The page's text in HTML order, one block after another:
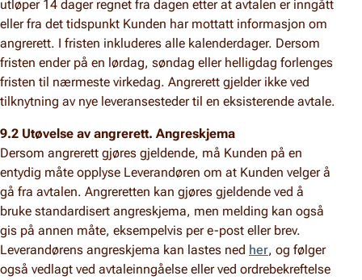
utløper 14 dager regnet fra dagen etter at avtalen er inngått
eller fra det tidspunkt Kunden har mottatt informasjon om
angrerett. I fristen inkluderes alle kalenderdager. Dersom
fristen ender på en lørdag, søndag eller helligdag forlenges
fristen til nærmeste virkedag. Angrerett gjelder ikke ved
tilknytning av nye leveransesteder til en eksisterende avtale.
9.2 Utøvelse av angrerett. Angreskjema
Dersom angrerett gjøres gjeldende, må Kunden på en
entydig måte opplyse Leverandøren om at Kunden velger å
gå fra avtalen. Angreretten kan gjøres gjeldende ved å
bruke standardisert angreskjema, men melding kan også
gis på annen måte, eksempelvis per e-post eller brev.
Leverandørens angreskjema kan lastes ned her, og følger
også vedlagt ved avtaleinngåelse eller ved ordrebekreftelse